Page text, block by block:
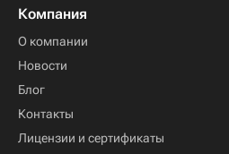
Компания
О компании
Новости
Блог
Контакты
Лицензии и сертификаты